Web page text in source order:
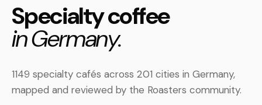
Specialty coffee
in Germany.
1149 specialty cafés across 201 cities in Germany,
mapped and reviewed by the Roasters community.